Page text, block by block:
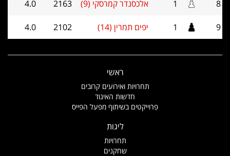
8
1 אלכסנדר קמרסקי (9) 2163
4.0
9
1 יפים תמרין (14) 2102
4.0
ראשי
תחרויות ואירועים קרובים
חדשות האיגוד
פרוייקטים בשיתוף מפעל הפייס
ליגות
תחרויות
שחקנים